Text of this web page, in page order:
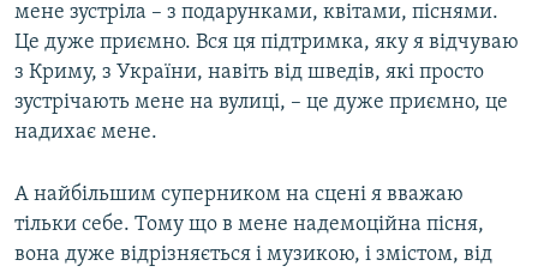
мене зустріла – з подарунками, квітами, піснями.
Це дуже приємно. Вся ця підтримка, яку я відчуваю
з Криму, з України, навіть від шведів, які просто
зустрічають мене на вулиці, – це дуже приємно, це
надихає мене.
А найбільшим суперником на сцені я вважаю
тільки себе. Тому що в мене надемоційна пісня,
вона дуже відрізняється і музикою, і змістом, від